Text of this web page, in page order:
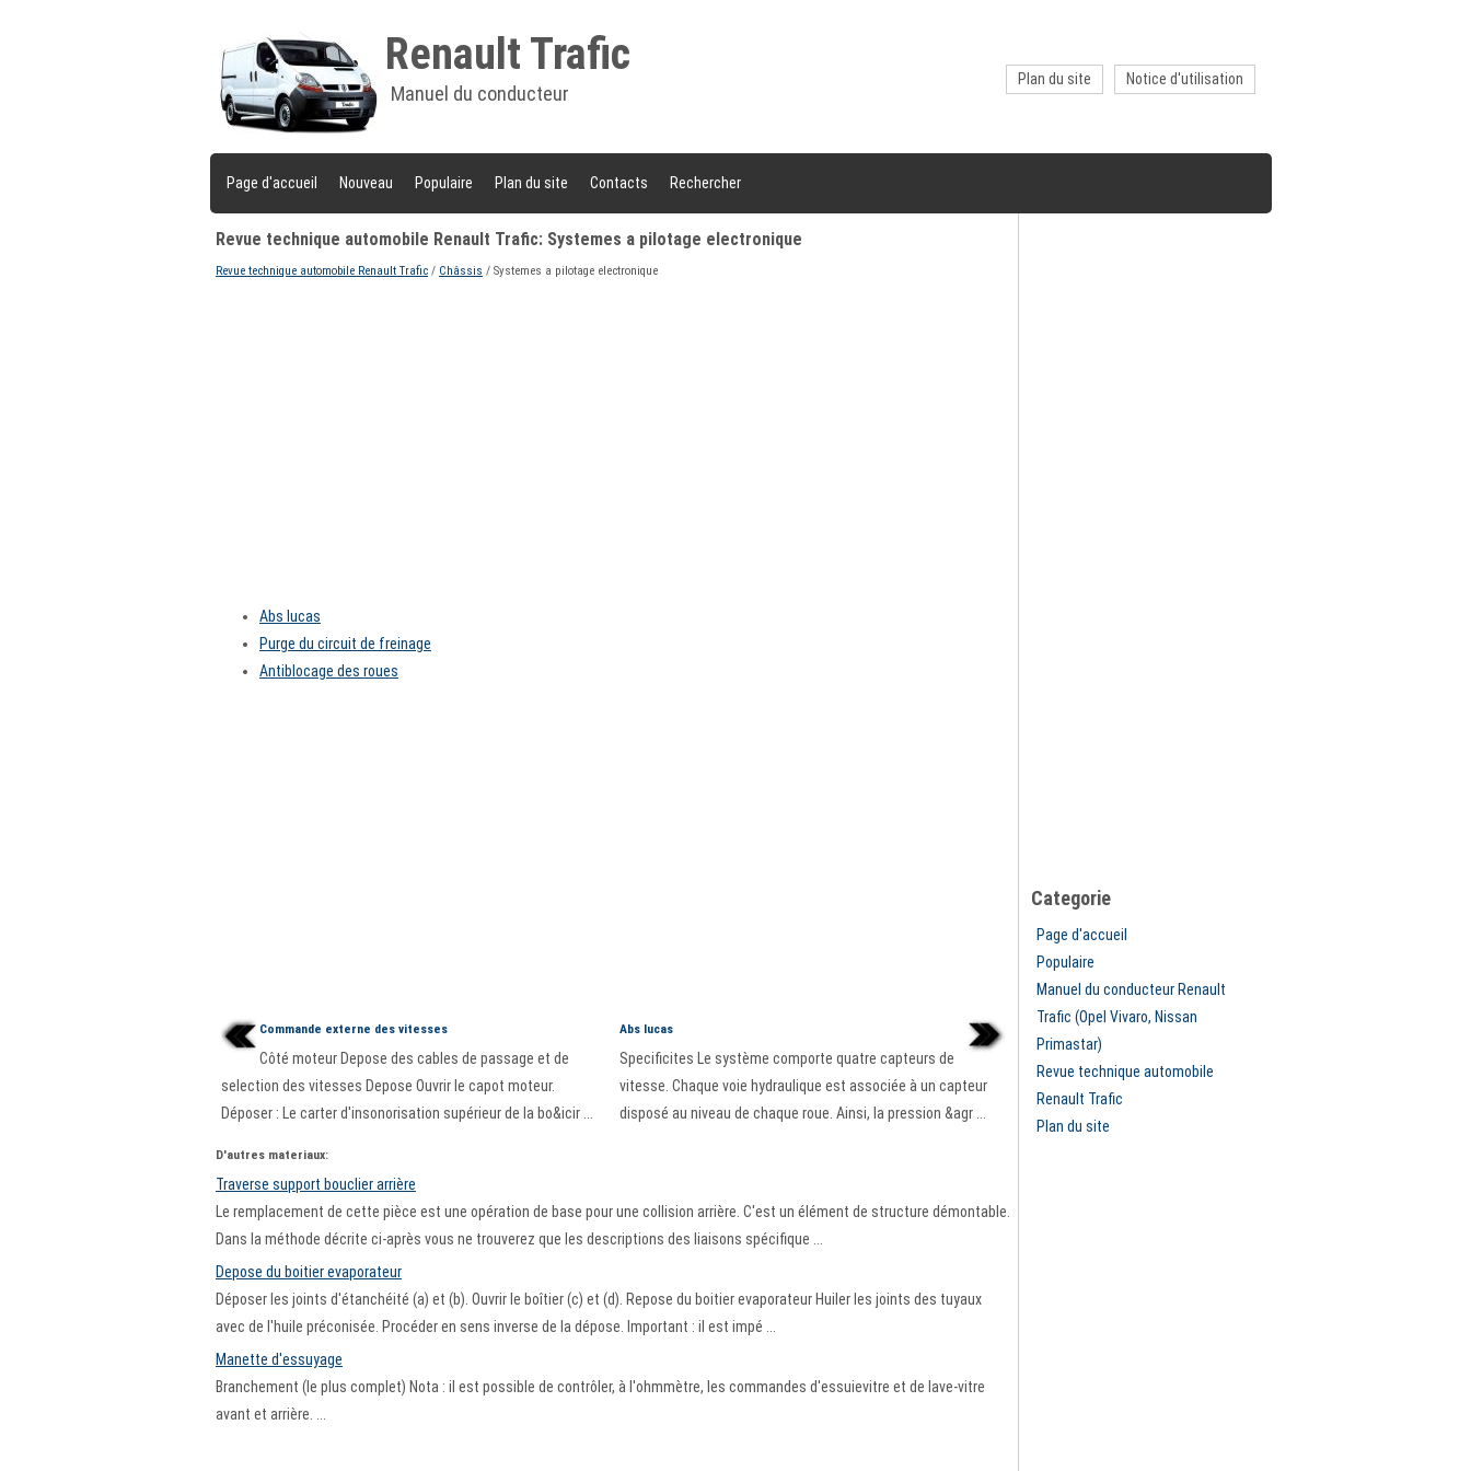
Renault Trafic
Manuel du conducteur
Notice d'utilisation
Plan du site
Page d'accueil Nouveau Populaire Plan du site Contacts Rechercher
Revue technique automobile Renault Trafic: Systemes a pilotage electronique
Revue technique automobile Renault Trafic / Châssis / Systemes a pilotage electronique
Abs lucas
Purge du circuit de freinage
Antiblocage des roues
Commande externe des vitesses
Côté moteur Depose des cables de passage et de
selection des vitesses Depose Ouvrir le capot moteur.
Déposer : Le carter d'insonorisation supérieur de la bo&icir ...
Abs lucas
Specificites Le système comporte quatre capteurs de
vitesse. Chaque voie hydraulique est associée à un capteur
disposé au niveau de chaque roue. Ainsi, la pression &agr ...
D'autres materiaux:
Traverse support bouclier arrière
Le remplacement de cette pièce est une opération de base pour une collision arrière. C'est un élément de structure démontable.
Dans la méthode décrite ci-après vous ne trouverez que les descriptions des liaisons spécifique ...
Depose du boitier evaporateur
Déposer les joints d'étanchéité (a) et (b). Ouvrir le boîtier (c) et (d). Repose du boitier evaporateur Huiler les joints des tuyaux
avec de l'huile préconisée. Procéder en sens inverse de la dépose. Important : il est impé ...
Manette d'essuyage
Branchement (le plus complet) Nota : il est possible de contrôler, à l'ohmmètre, les commandes d'essuievitre et de lave-vitre
avant et arrière. ...
Categorie
Page d'accueil
Populaire
Manuel du conducteur Renault
Trafic (Opel Vivaro, Nissan
Primastar)
Revue technique automobile
Renault Trafic
Plan du site